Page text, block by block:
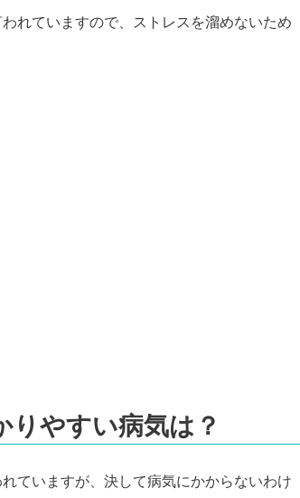
れていますので、ストレスを溜めないため
やすい病気は？
ていますが、決して病気にかからないわけ